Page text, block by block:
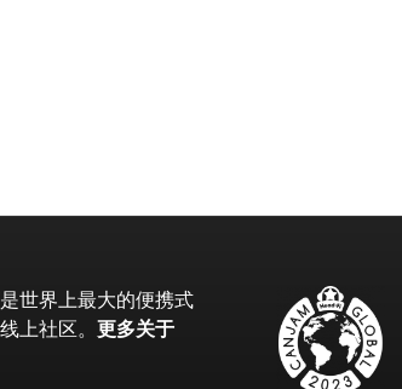
是世界上最大的便携式
上社区。更多关于